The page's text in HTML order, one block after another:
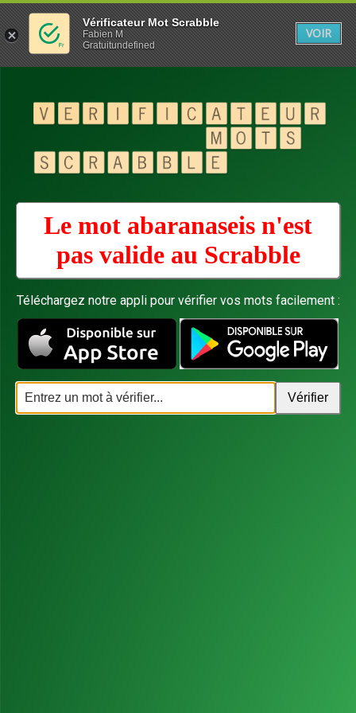
Le mot abaranaseis n'est
pas valide au Scrabble
Téléchargez notre appli pour vérifier vos mots facilement :
Vérificateur Mot Scrabble
Fabien M
Gratuitundefined
VOIR